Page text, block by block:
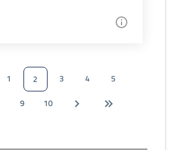
1 2 3 4
5
9 10